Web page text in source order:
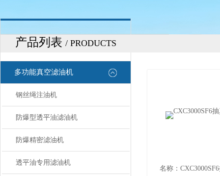
产品列表 / PRODUCTS
多功能真空滤油机
钢丝绳注油机
防爆型透平油滤油机
防爆精密滤油机
透平油专用滤油机
名称：